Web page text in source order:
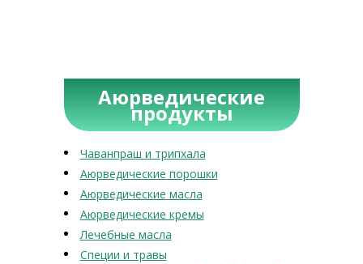
Аюрведические
продукты
Чаванпраш и трипхала
Аюрведические порошки
Аюрведические масла
Аюрведические кремы
Лечебные масла
Специи и травы